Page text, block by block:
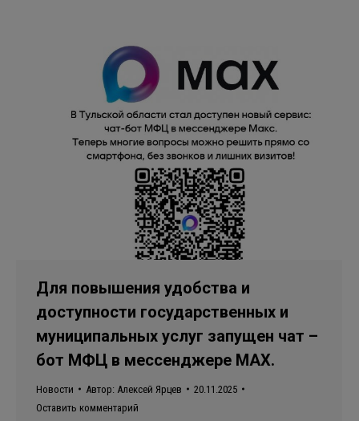
Для повышения удобства и
доступности государственных и
муниципальных услуг запущен чат –
бот МФЦ в мессенджере MAX.
Новости Автор: Алексей Ярцев
20.11.2025
Оставить комментарий